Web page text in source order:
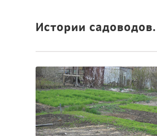
Истории